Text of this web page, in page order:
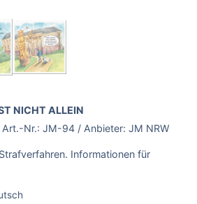
NICHT ALLEIN
Nr.: JM-94 / Anbieter: JM NRW
Informationen für